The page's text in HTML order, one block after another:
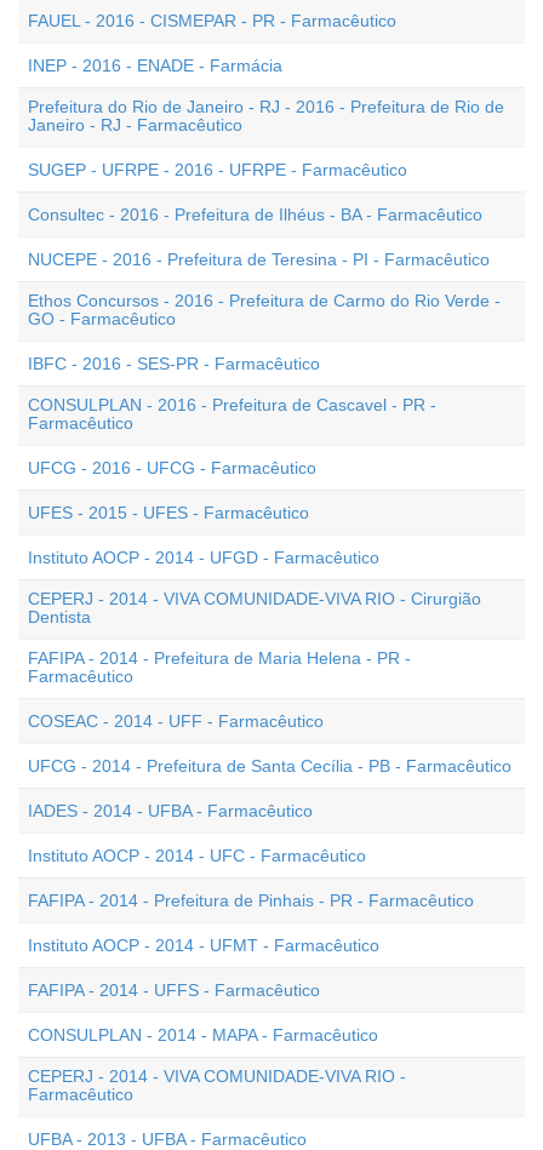
FAUEL - 2016 - CISMEPAR - PR - Farmacêutico
INEP - 2016 - ENADE - Farmácia
Prefeitura do Rio de Janeiro - RJ - 2016 - Prefeitura de Rio de
Janeiro - RJ - Farmacêutico
SUGEP - UFRPE - 2016 - UFRPE - Farmacêutico
Consultec - 2016 - Prefeitura de Ilhéus - BA - Farmacêutico
NUCEPE - 2016 - Prefeitura de Teresina - PI - Farmacêutico
Ethos Concursos - 2016 - Prefeitura de Carmo do Rio Verde -
GO - Farmacêutico
IBFC - 2016 - SES-PR - Farmacêutico
CONSULPLAN - 2016 - Prefeitura de Cascavel - PR -
Farmacêutico
UFCG - 2016 - UFCG - Farmacêutico
UFES - 2015 - UFES - Farmacêutico
Instituto AOCP - 2014 - UFGD - Farmacêutico
CEPERJ - 2014 - VIVA COMUNIDADE-VIVA RIO - Cirurgião
Dentista
FAFIPA - 2014 - Prefeitura de Maria Helena - PR -
Farmacêutico
COSEAC - 2014 - UFF - Farmacêutico
UFCG - 2014 - Prefeitura de Santa Cecília - PB - Farmacêutico
IADES - 2014 - UFBA - Farmacêutico
Instituto AOCP - 2014 - UFC - Farmacêutico
FAFIPA - 2014 - Prefeitura de Pinhais - PR - Farmacêutico
Instituto AOCP - 2014 - UFMT - Farmacêutico
FAFIPA - 2014 - UFFS - Farmacêutico
CONSULPLAN - 2014 - MAPA - Farmacêutico
CEPERJ - 2014 - VIVA COMUNIDADE-VIVA RIO -
Farmacêutico
UFBA - 2013 - UFBA - Farmacêutico